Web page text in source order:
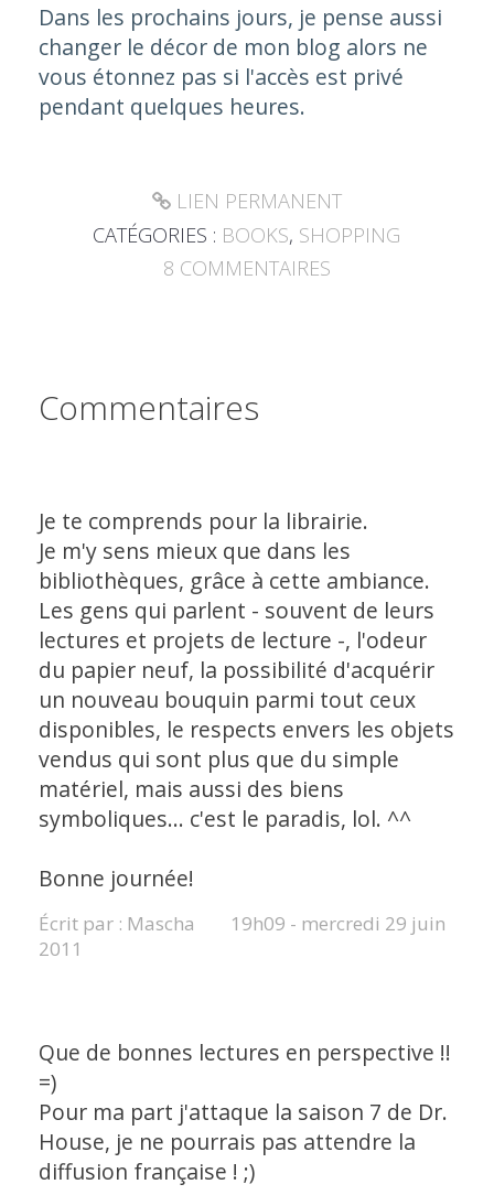
Dans les prochains jours, je pense aussi
changer le décor de mon blog alors ne
vous étonnez pas si l'accès est privé
pendant quelques heures.
LIEN PERMANENT
CATÉGORIES : BOOKS, SHOPPING
8 COMMENTAIRES
Commentaires
Je te comprends pour la librairie.
Je m'y sens mieux que dans les
bibliothèques, grâce à cette ambiance.
Les gens qui parlent - souvent de leurs
lectures et projets de lecture -, l'odeur
du papier neuf, la possibilité d'acquérir
un nouveau bouquin parmi tout ceux
disponibles, le respects envers les objets
vendus qui sont plus que du simple
matériel, mais aussi des biens
symboliques... c'est le paradis, lol. ^^
Bonne journée!
Écrit par : Mascha 19h09 - mercredi 29 juin
2011
Que de bonnes lectures en perspective !!
=)
Pour ma part j'attaque la saison 7 de Dr.
House, je ne pourrais pas attendre la
diffusion française ! ;)